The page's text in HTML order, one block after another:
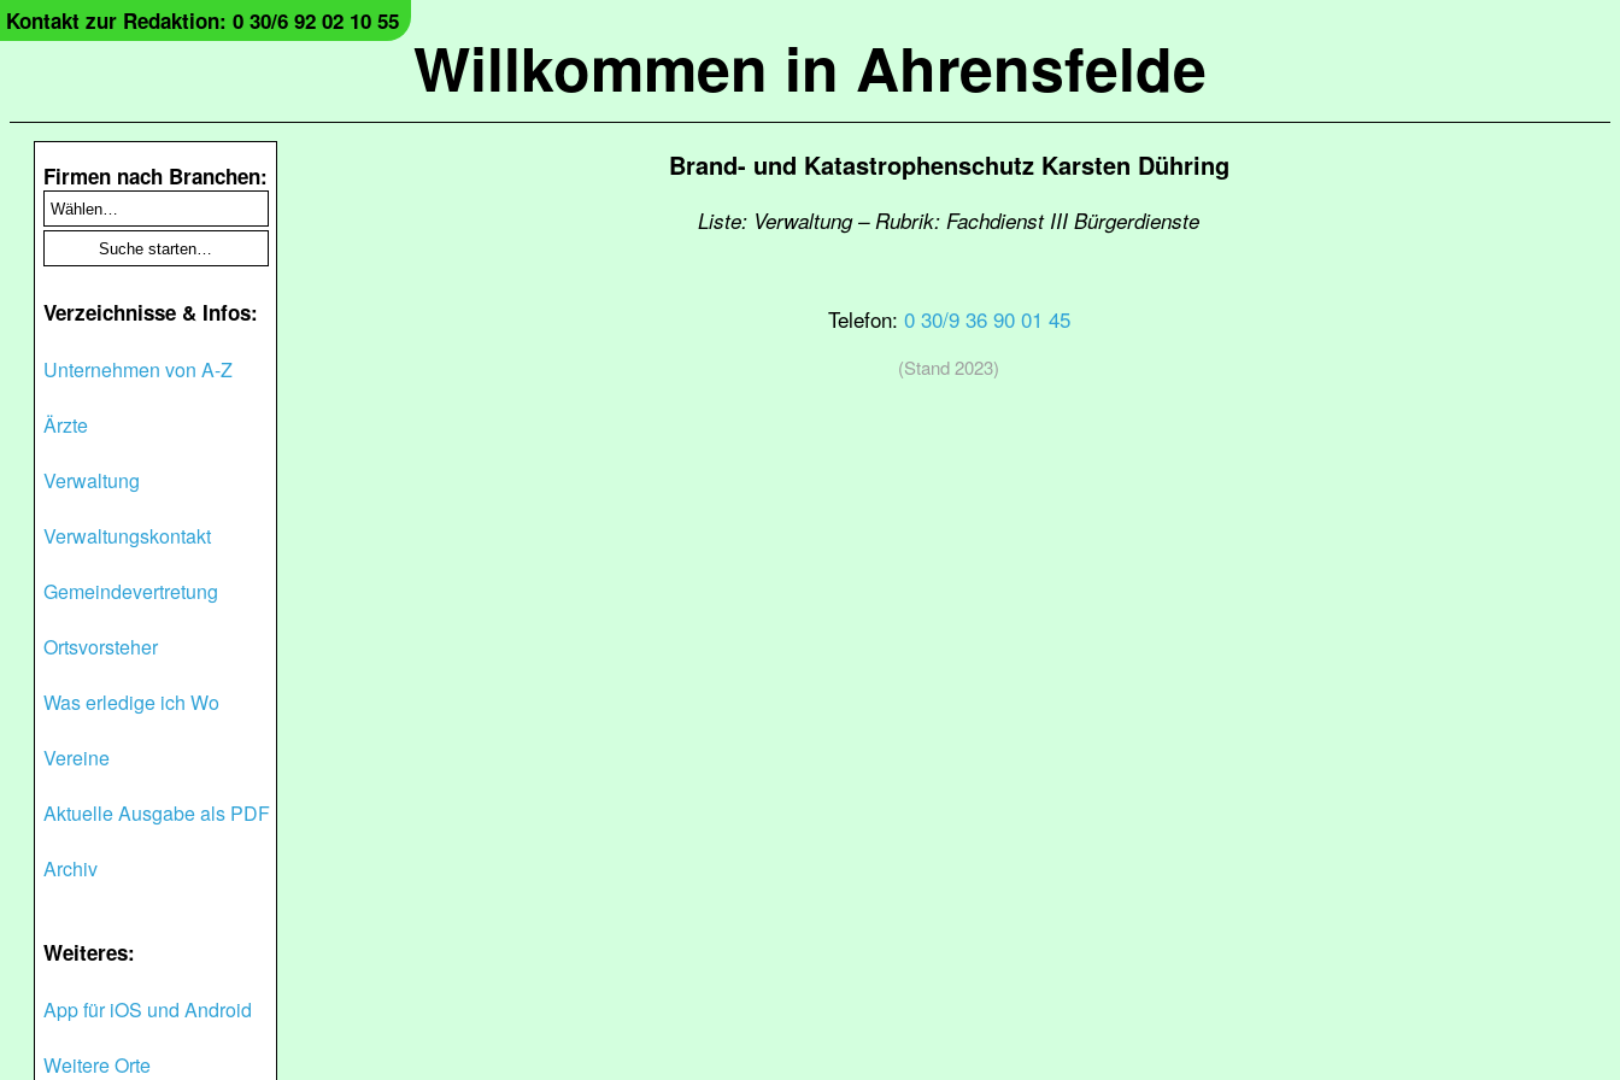
Willkommen in Ahrensfelde
Kontakt zur Redaktion: 0 30/6 92 02 10 55
Firmen nach Branchen:
Verzeichnisse & Infos:
Unternehmen von A-Z
Ärzte
Verwaltung
Verwaltungskontakt
Gemeindevertretung
Ortsvorsteher
Was erledige ich Wo
Vereine
Aktuelle Ausgabe als PDF
Archiv
Weiteres:
App für iOS und Android
Weitere Orte
Brand- und Katastrophenschutz Karsten Dühring
Liste: Verwaltung – Rubrik: Fachdienst III Bürgerdienste
Telefon: 0 30/9 36 90 01 45
(Stand 2023)